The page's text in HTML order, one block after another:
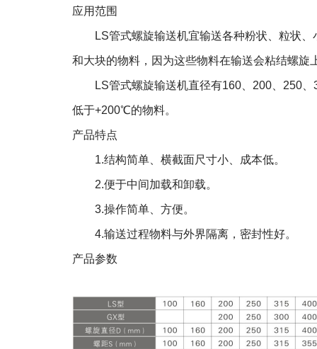
应用范围
LS管式螺旋输送机宜输送各种粉状、粒状、
和大块的物料，因为这些物料在输送会粘结螺
LS管式螺旋输送机直径有160、200、250、
低于+200℃的物料。
产品特点
1.结构简单、横截面尺寸小、成本低。
2.便于中间加载和卸载。
3.操作简单、方便。
4.输送过程物料与外界隔离，密封性好。
产品参数